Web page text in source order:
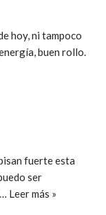
hoy, ni tampoco
buen rollo.
fuerte esta
ser
Leer más »